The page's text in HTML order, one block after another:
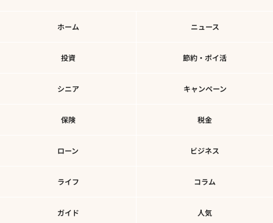
ホーム ニュース
投資 節約・ポイ活
シニア キャンペーン
保険 税金
ローン ビジネス
ライフ コラム
ガイド 人気